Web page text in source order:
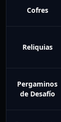
Cofres
Reliquias
Pergaminos
de Desafío